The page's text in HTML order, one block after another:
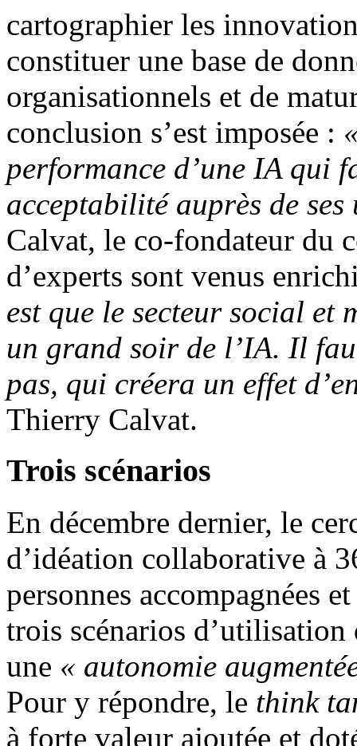
cartographier les
constituer une base de
organisationnels et de
conclusion s’est imposée :
performance d’une IA qui
acceptabilité auprès de
Calvat, le co-fondateur du
d’experts sont venus
est que le secteur social et
un grand soir de l’IA. Il
pas, qui créera un effet
Thierry Calvat.
Trois scénarios
En décembre dernier, le
d’idéation collaborative à
personnes accompagnées
trois scénarios
une « autonomie
Pour y répondre, le think
à forte valeur ajoutée et